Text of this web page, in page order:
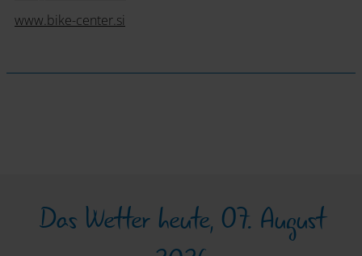
www.bike-center.si
Das Wetter heute, 07. August